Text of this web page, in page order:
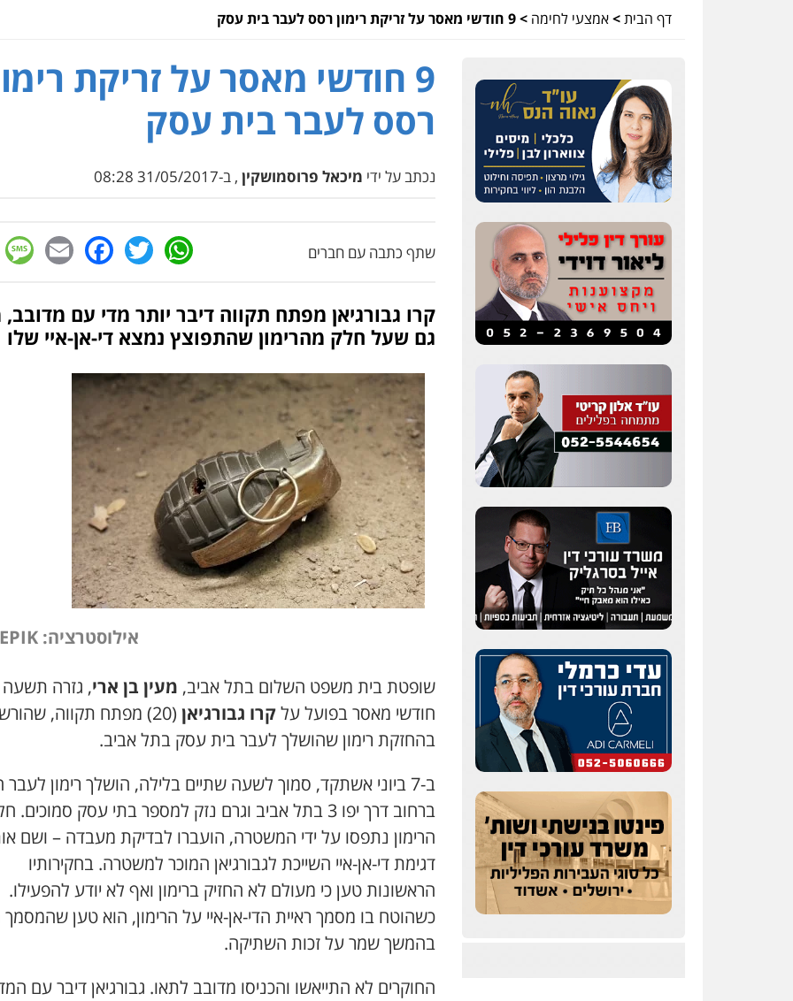
דף הבית>אמצעי לחימה >9 חודשי מאסר על זריקת רימון רסס לעבר בית עסק
9 חודשי מאסר על זריקת
רסס לעבר בית עסק
נכתב על ידי מיכאל פרוסמושקין , ב-31/05/2017 08:28
שתף כתבה עם חברים WhatsApp
Twitter
קרו גבורגיאן מפתח תקווה דיבר יותר מדי עם
גם שעל חלק מהרימון שהתפוצץ נמצא די-אן-איי שלו
אילוסטרציה: FREEPIK
שופטת בית משפט השלום בתל אביב, מעין בן ארי, גזרה תשעה
חודשי מאסר בפועל עלקרו גבורגיאן
(20) מפתח תקווה,
בהחזקת רימון שהושלך לעבר בית עסק בתל אביב.
ב-7 ביוני אשתקד, סמוך לשעה שתיים בלילה, הושלך רימון לעבר
ברחוב דרך יפו 3 בתל אביב וגרם נזק למספר בתי עסק סמוכים.
הרימון נתפסו על ידי המשטרה, הועברו לבדיקת מעבדה – ושם
דגימת די-אן-איי השייכת לגבורגיאן המוכר למשטרה. בחקירותיו
הראשונות טען כי מעולם לא החזיק ברימון ואף לא יודע להפעילו.
כשהוטח בו מסמך ראיית הדי-אן-איי על הרימון, הוא טען שהמסמך
בהמשך שמר על זכות השתיקה.
החוקרים לא התייאשו והכניסו מדובב לתאו. גבורגיאן דיבר עם